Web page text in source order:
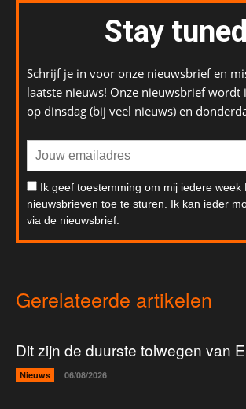
Stay tuned
Schrijf je in voor onze nieuwsbrief en
laatste nieuws! Onze nieuwsbrief wordt
op dinsdag (bij veel nieuws) en
Ik geef toestemming om mij iedere week
nieuwsbrieven toe te sturen. Ik kan ieder
via de nieuwsbrief.
Gerelateerde artikelen
Dit zijn de duurste tolwegen van
Nieuws 06/08/2026